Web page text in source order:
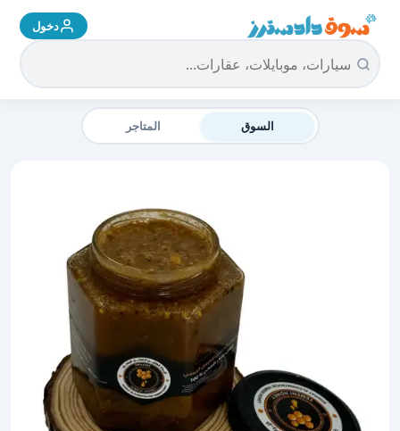
سوق دادسترز الرئيسية دخول
السوق المتاجر